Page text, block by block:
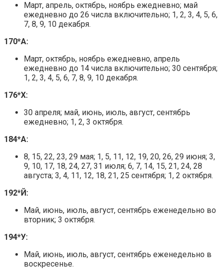
Март, апрель, октябрь, ноябрь ежедневно; май
ежедневно до 26 числа включительно; 1, 2, 3, 4, 5, 6,
7, 8, 9, 10 декабря.
170*А:
Март, октябрь, ноябрь ежедневно, апрель
ежедневно до 14 числа включительно; 30 сентября;
1, 2, 3, 4, 5, 6, 7, 8, 9, 10 декабря.
176*Х:
30 апреля; май, июнь, июль, август, сентябрь
ежедневно; 1, 2, 3 октября.
184*А:
8, 15, 22, 23, 29 мая; 1, 5, 11, 12, 19, 20, 26, 29 июня; 3,
9, 10, 17, 18, 24, 27, 31 июля; 6, 7, 14, 15, 21, 24, 28
августа; 3, 4, 11, 12, 18, 21, 25 сентября; 1, 2 октября.
192*Й:
Май, июнь, июль, август, сентябрь еженедельно во
вторник; 3 октября.
194*У:
Май, июнь, июль, август, сентябрь еженедельно в
воскресенье.